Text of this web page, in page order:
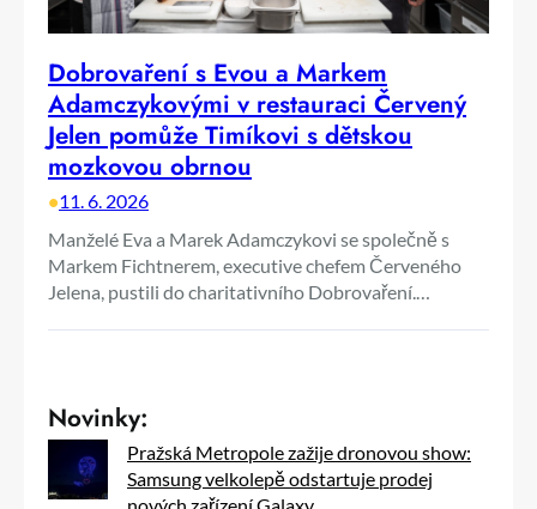
Dobrovaření s Evou a Markem
Adamczykovými v restauraci Červený
Jelen pomůže Timíkovi s dětskou
mozkovou obrnou
•11. 6. 2026
Manželé Eva a Marek Adamczykovi se společně s
Markem Fichtnerem, executive chefem Červeného
Jelena, pustili do charitativního Dobrovaření.…
Novinky:
Pražská Metropole zažije dronovou show:
Samsung velkolepě odstartuje prodej